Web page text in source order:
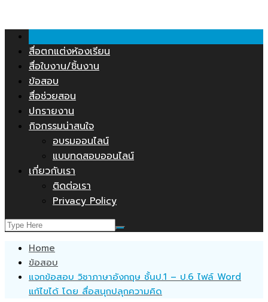
content
สื่อตกแต่งห้องเรียน
สื่อใบงาน/ชิ้นงาน
ข้อสอบ
สื่อช่วยสอน
ปกรายงาน
กิจกรรมน่าสนใจ
อบรมออนไลน์
แบบทดสอบออนไลน์
เกี่ยวกับเรา
ติดต่อเรา
Privacy Policy
Home
ข้อสอบ
แจกข้อสอบ วิชาภาษาอังกฤษ ชั้นป.1 – ป.6 ไฟล์ Word
แก้ไขได้ โดย สื่อสนุกปลุกความคิด